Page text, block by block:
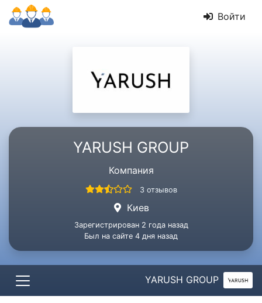
Войти
YARUSH GROUP
Компания
3 отзывов
Киев
Зарегистрирован 2 года назад
Был на сайте 4 дня назад
YARUSH GROUP